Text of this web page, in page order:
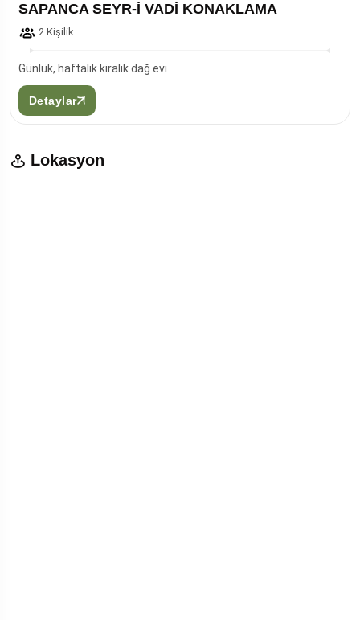
SAPANCA SEYR-İ VADİ KONAKLAMA
2 Kişilik
Günlük, haftalık kiralık dağ evi
Detaylar
Lokasyon